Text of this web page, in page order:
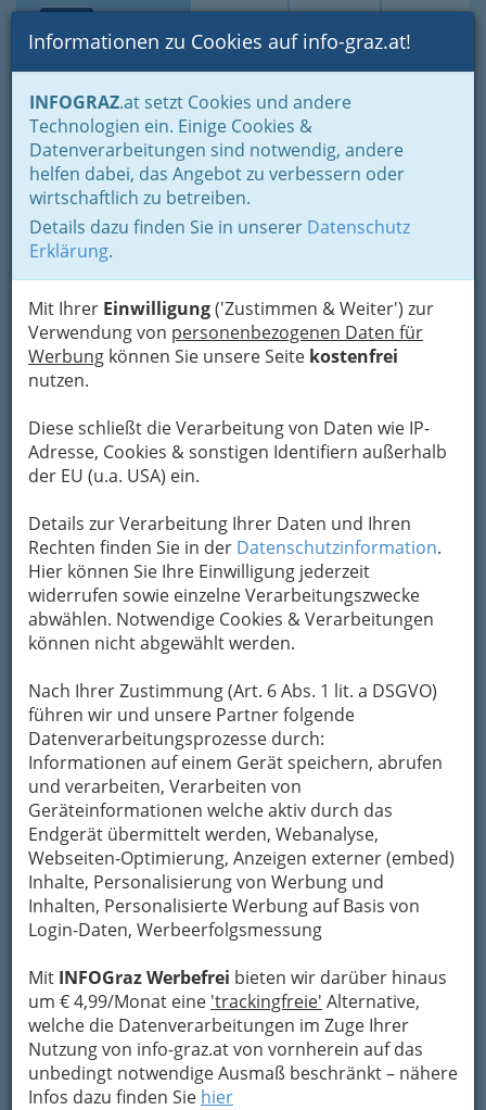
Suche Login Toggle
Informationen zu Cookies auf info-graz.at!
INFOGRAZ.at setzt Cookies und andere
Technologien ein. Einige Cookies &
Datenverarbeitungen sind notwendig, andere
helfen dabei, das Angebot zu verbessern oder
wirtschaftlich zu betreiben.
Details dazu finden Sie in unserer Datenschutz
Erklärung.
Mit Ihrer Einwilligung('Zustimmen & Weiter') zur
Verwendung von personenbezogenen Daten für
Werbung können Sie unsere Seite kostenfrei
nutzen.
Diese schließt die Verarbeitung von Daten wie IP-
Adresse, Cookies & sonstigen Identifiern außerhalb
der EU (u.a. USA) ein.
Details zur Verarbeitung Ihrer Daten und Ihren
Rechten finden Sie in der Datenschutzinformation.
Hier können Sie Ihre Einwilligung jederzeit
widerrufen sowie einzelne Verarbeitungszwecke
abwählen. Notwendige Cookies & Verarbeitungen
können nicht abgewählt werden.
Nach Ihrer Zustimmung (Art. 6 Abs. 1 lit. a DSGVO)
führen wir und unsere Partner folgende
Datenverarbeitungsprozesse durch:
Informationen auf einem Gerät speichern, abrufen
und verarbeiten, Verarbeiten von
Geräteinformationen welche aktiv durch das
Endgerät übermittelt werden, Webanalyse,
Webseiten-Optimierung, Anzeigen externer (embed)
Inhalte, Personalisierung von Werbung und
Inhalten, Personalisierte Werbung auf Basis von
Login-Daten, Werbeerfolgsmessung
Mit INFOGraz Werbefrei bieten wir darüber hinaus
um € 4,99/Monat eine 'trackingfreie' Alternative,
welche die Datenverarbeitungen im Zuge Ihrer
Nutzung von info-graz.at von vornherein auf das
unbedingt notwendige Ausmaß beschränkt – nähere
Infos dazu finden Sie hier
Home Startseite Apothekenbereitschaft
Apotheke Nachtdienst Graz:
Sonntagsdienst,
Bereitschaftsdienst,
Wochenenddienst Nacht
Nacht, Wochenende, Sonntag
oder Feiertag - welche Apotheke
hat gerade Dienst
Beachten Sie bitte unbedingt
es während des Tageskeinen
Bereitschaftsdienst mehr, ein Großteil der
Apotheken hat über Mittag geöffnet!
Nachtdienst, Wochenenddienst
... finden Sie
hier.
Apotheken-Bereitschaft
Dienstzeiten, Nachtdienst: